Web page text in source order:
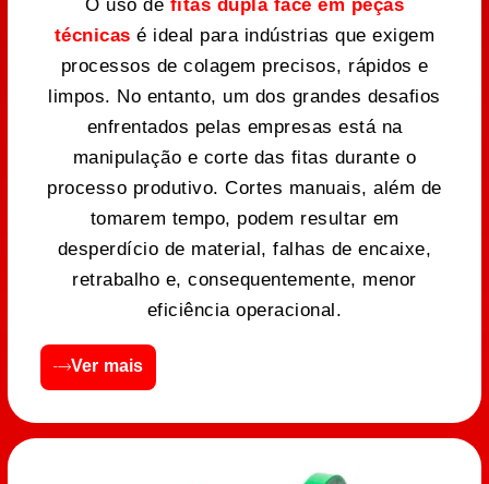
O uso de fitas dupla face em peças
técnicas é ideal para indústrias que exigem
processos de colagem precisos, rápidos e
limpos. No entanto, um dos grandes desafios
enfrentados pelas empresas está na
manipulação e corte das fitas durante o
processo produtivo. Cortes manuais, além de
tomarem tempo, podem resultar em
desperdício de material, falhas de encaixe,
retrabalho e, consequentemente, menor
eficiência operacional.
Ver mais